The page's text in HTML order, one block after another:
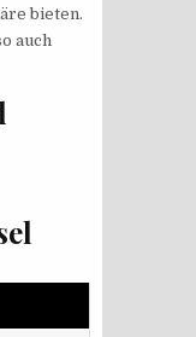
bieten.
auch